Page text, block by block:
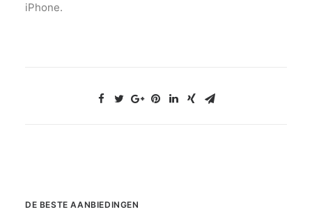
iPhone.
DE BESTE AANBIEDINGEN